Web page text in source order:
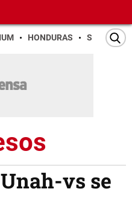
HONDURAS SAN PEDRO
vs se